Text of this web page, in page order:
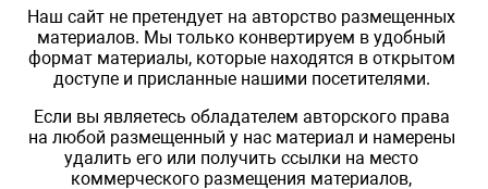
Наш сайт не претендует на авторство размещенных
материалов. Мы только конвертируем в удобный
формат материалы, которые находятся в открытом
доступе и присланные нашими посетителями.
Если вы являетесь обладателем авторского права
на любой размещенный у нас материал и намерены
удалить его или получить ссылки на место
коммерческого размещения материалов,